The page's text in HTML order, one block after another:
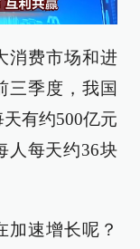
消费市场和进
三季度，我国
有约500亿元
人每天约36块
加速增长呢？